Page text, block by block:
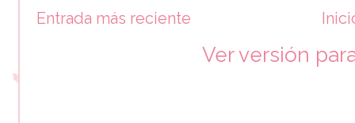
Entrada más reciente
Ver versión